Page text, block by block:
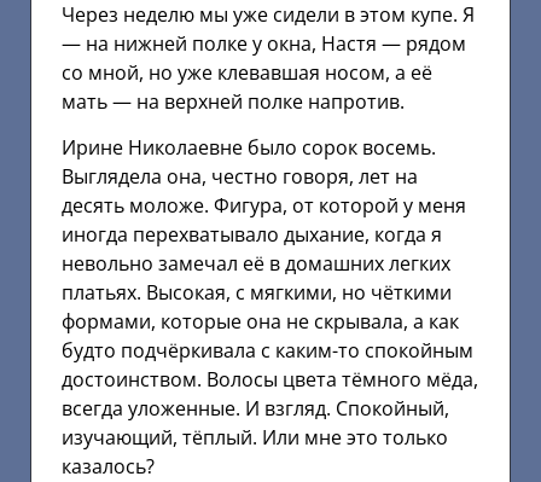
Через неделю мы уже сидели в этом купе. Я
— на нижней полке у окна, Настя — рядом
со мной, но уже клевавшая носом, а её
мать — на верхней полке напротив.
Ирине Николаевне было сорок восемь.
Выглядела она, честно говоря, лет на
десять моложе. Фигура, от которой у меня
иногда перехватывало дыхание, когда я
невольно замечал её в домашних легких
платьях. Высокая, с мягкими, но чёткими
формами, которые она не скрывала, а как
будто подчёркивала с каким-то спокойным
достоинством. Волосы цвета тёмного мёда,
всегда уложенные. И взгляд. Спокойный,
изучающий, тёплый. Или мне это только
казалось?